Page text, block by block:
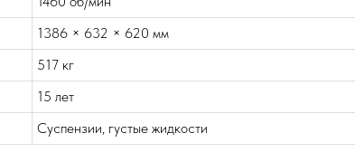
1386 × 632 × 620 мм
517 кг
15 лет
Суспензии, густые жидкости